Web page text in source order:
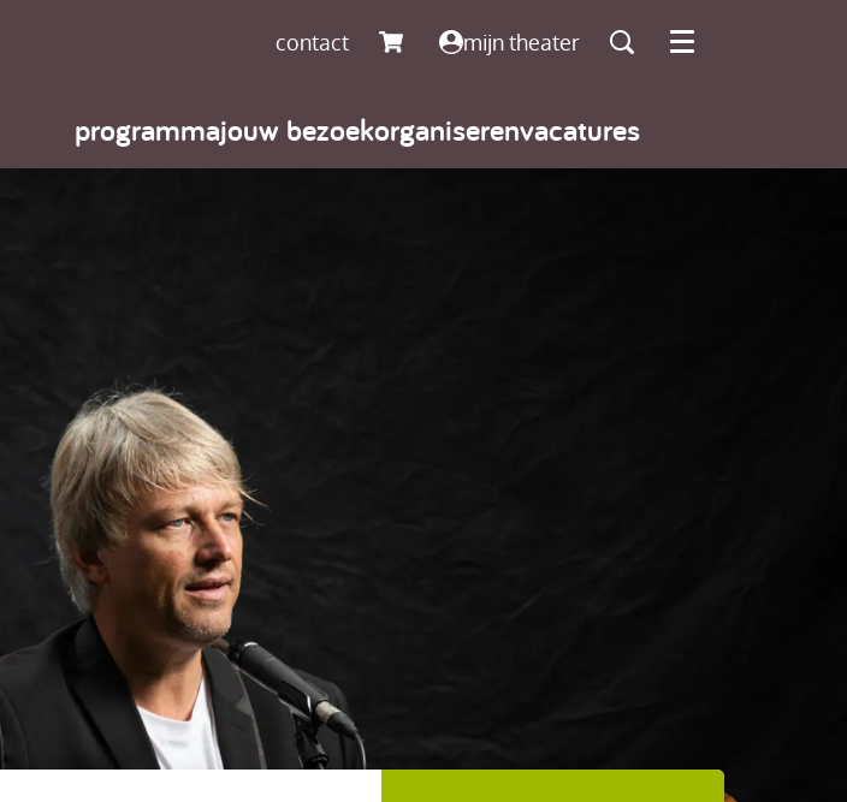
contact mijn theater
programmajouw bezoekorganiserenvacatures
Menu